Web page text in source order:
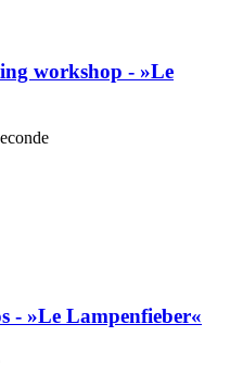
workshop - »Le
- »Le Lampenfieber«